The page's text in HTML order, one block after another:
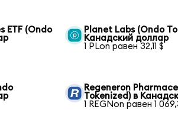
ETF (Ondo
Planet Labs (Ondo
Канадский доллар
1 PLon равен 32,11 $
Regeneron
Tokenized) в
1 REGNon равен 1